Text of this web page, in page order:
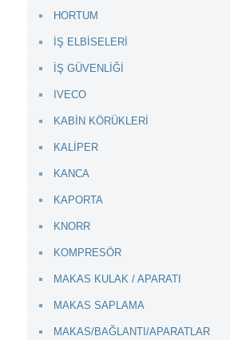
HORTUM
İŞ ELBİSELERİ
İŞ GÜVENLİĞİ
IVECO
KABİN KÖRÜKLERİ
KALİPER
KANCA
KAPORTA
KNORR
KOMPRESÖR
MAKAS KULAK / APARATI
MAKAS SAPLAMA
MAKAS/BAĞLANTI/APARATLAR